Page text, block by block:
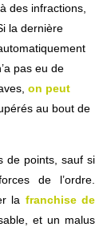
des infractions,
la dernière
pas eu de
on peut
au bout de
de points, sauf si
de l’ordre.
la franchise de
et un malus